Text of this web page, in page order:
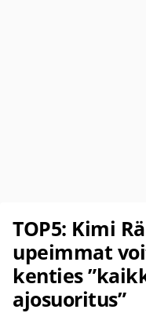
TOP5: Kimi
upeimmat
kenties
ajosuoritus”